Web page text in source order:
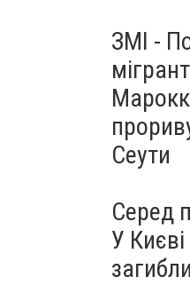
ЗМІ -
Сеути
Серед
У Києві